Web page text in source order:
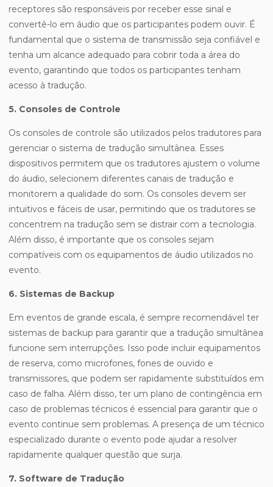
receptores são responsáveis por receber esse sinal e
convertê-lo em áudio que os participantes podem ouvir. É
fundamental que o sistema de transmissão seja confiável e
tenha um alcance adequado para cobrir toda a área do
evento, garantindo que todos os participantes tenham
acesso à tradução.
5. Consoles de Controle
Os consoles de controle são utilizados pelos tradutores para
gerenciar o sistema de tradução simultânea. Esses
dispositivos permitem que os tradutores ajustem o volume
do áudio, selecionem diferentes canais de tradução e
monitorem a qualidade do som. Os consoles devem ser
intuitivos e fáceis de usar, permitindo que os tradutores se
concentrem na tradução sem se distrair com a tecnologia.
Além disso, é importante que os consoles sejam
compatíveis com os equipamentos de áudio utilizados no
evento.
6. Sistemas de Backup
Em eventos de grande escala, é sempre recomendável ter
sistemas de backup para garantir que a tradução simultânea
funcione sem interrupções. Isso pode incluir equipamentos
de reserva, como microfones, fones de ouvido e
transmissores, que podem ser rapidamente substituídos em
caso de falha. Além disso, ter um plano de contingência em
caso de problemas técnicos é essencial para garantir que o
evento continue sem problemas. A presença de um técnico
especializado durante o evento pode ajudar a resolver
rapidamente qualquer questão que surja.
7. Software de Tradução